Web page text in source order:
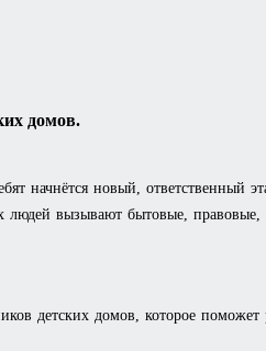
домов.
начнётся новый, ответственный
вызывают бытовые, правовые,
детских домов, которое поможет